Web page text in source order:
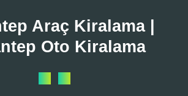
Araç Kiralama |
Oto Kiralama
Open